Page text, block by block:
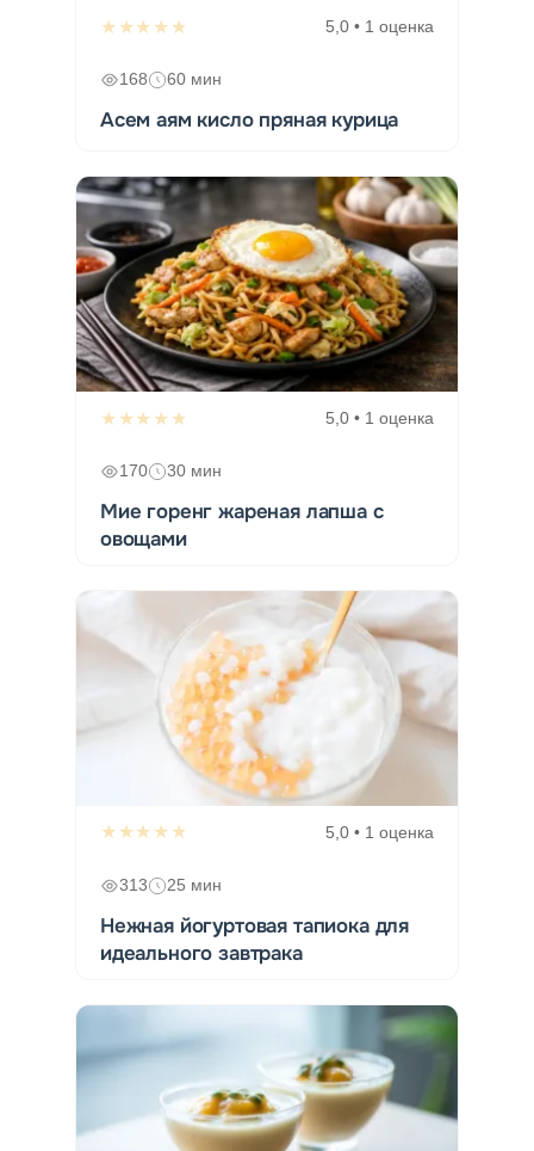
★★★★★ 5,0 • 1 оценка
168 60 мин
Асем аям кисло пряная курица
★★★★★ 5,0 • 1 оценка
170 30 мин
Мие горенг жареная лапша с
овощами
★★★★★ 5,0 • 1 оценка
313 25 мин
Нежная йогуртовая тапиока для
идеального завтрака